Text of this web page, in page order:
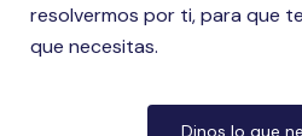
resolvermos por ti, para que
que necesitas.
Dinos lo que